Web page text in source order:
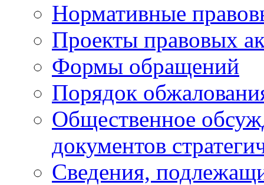
Нормативные
Проекты правовых
Формы обращений
Порядок
Общественное
документов
Сведения,